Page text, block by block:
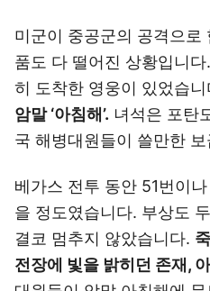
미군이 중공군의 공격으로
품도 다 떨어진 상황입니
히 도착한 영웅이 있었습니
암말 ‘아침해’. 녀석은 포탄
국 해병대원들이 쓸만한
베가스 전투 동안 51번이
을 정도였습니다. 부상도
결코 멈추지 않았습니다.
전장에 빛을 밝히던 존재,